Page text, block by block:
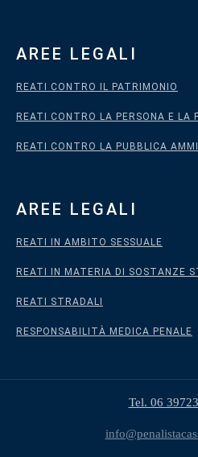
AREE LEGALI
REATI CONTRO IL PATRIMONIO
REATI CONTRO LA PERSONA E LA
REATI CONTRO LA PUBBLICA
AREE LEGALI
REATI IN AMBITO SESSUALE
REATI IN MATERIA DI SOSTANZE
REATI STRADALI
RESPONSABILITÀ MEDICA PENALE
Tel. 06